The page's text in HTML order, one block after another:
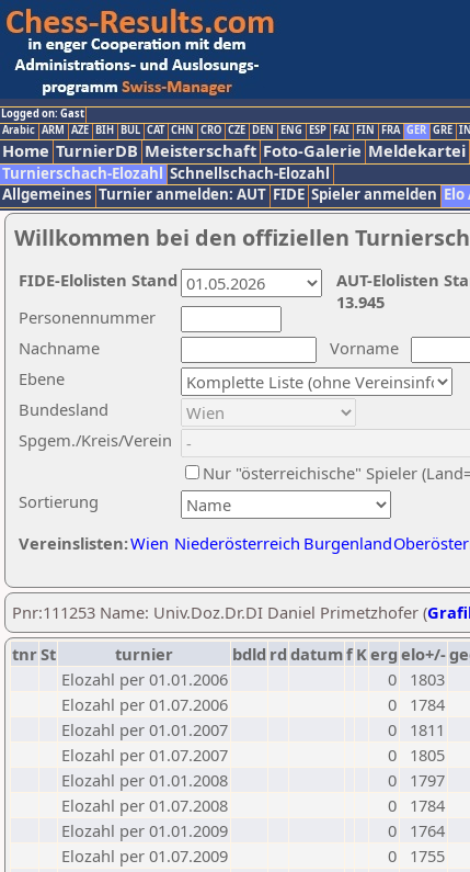
Logged on: Gast
Arabic ARM AZE BIH BUL CAT CHN CRO CZE DEN ENG ESP FAI FIN FRA GER GRE
Home TurnierDB Meisterschaft Foto-Galerie Meldekartei
Turnierschach-Elozahl Schnellschach-Elozahl
Allgemeines Turnier anmelden: AUT FIDE Spieler anmelden Elo
Willkommen bei den offiziellen
Nachname
Vorname
Ebene
Sortierung
Personennummer
Bundesland
Spgem./Kreis/Verein
Nur "österreichische" Spieler
Vereinslisten:Wien Niederösterreich Burgenland
AUT-Elolisten
13.945
FIDE-Elolisten Stand
Pnr:111253 Name: Univ.Doz.Dr.DI Daniel Primetzhofer (
tnrSt turnier bdld rd datumf Kerg elo+/-
Elozahl per 01.01.2006
0
1803
Elozahl per 01.07.2006
0
1784
Elozahl per 01.01.2007
0
1811
Elozahl per 01.07.2007
0
1805
Elozahl per 01.01.2008
0
1797
Elozahl per 01.07.2008
0
1784
Elozahl per 01.01.2009
0
1764
Elozahl per 01.07.2009
0
1755